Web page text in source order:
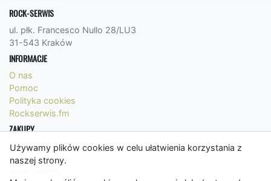
Używamy plików cookies w celu ułatwienia korzystania z
naszej strony.
ROCK-SERWIS
ul. płk. Francesco Nullo 28/LU3
31-543 Kraków
INFORMACJE
O nas
Pomoc
Polityka cookies
Rockserwis.fm
ZAKUPY
Formy płatności
Koszty wysyłki